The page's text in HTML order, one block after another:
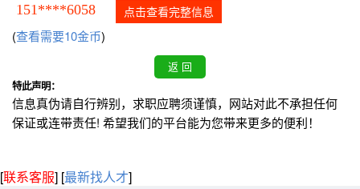
151****6058 点击查看完整信息
(查看需要10金币)
特此声明：
信息真伪请自行辨别，求职应聘须谨慎，网站对此不承担任何
保证或连带责任! 希望我们的平台能为您带来更多的便利！
[联系客服] [最新找人才]